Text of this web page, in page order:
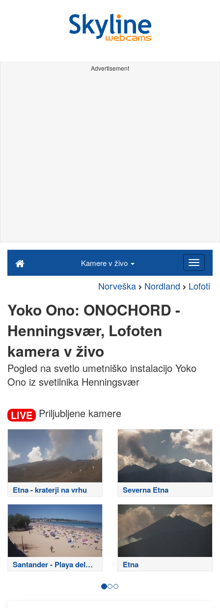
Advertisement
Kamere v živo
Norveška Nordland Lofoti
Yoko Ono: ONOCHORD -
Henningsvær, Lofoten
kamera v živo
Pogled na svetlo umetniško instalacijo Yoko
Ono iz svetilnika Henningsvær
LIVE Priljubljene kamere
Etna - kraterji na vrhu Severna Etna
Santander - Playa del
Sardinero
Etna